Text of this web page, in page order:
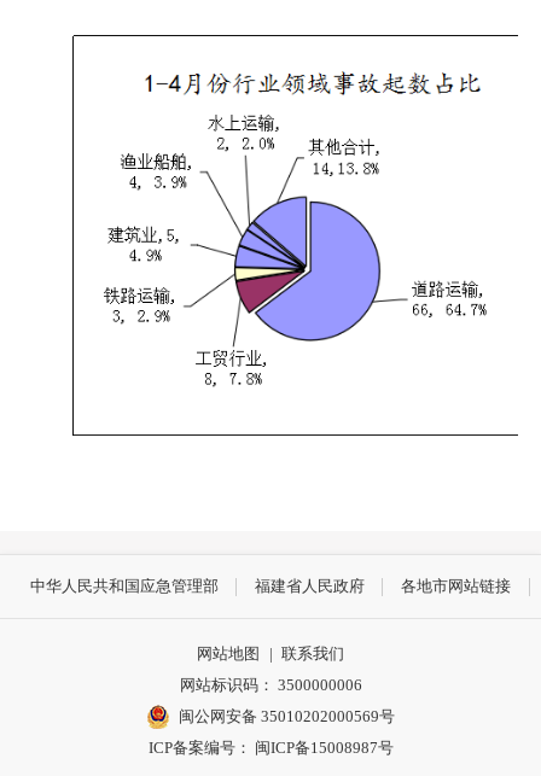
中华人民共和国应急管理部 福建省人民政府 各地市网站链接
网站地图 | 联系我们
网站标识码： 3500000006
闽公网安备 35010202000569号
ICP备案编号： 闽ICP备15008987号